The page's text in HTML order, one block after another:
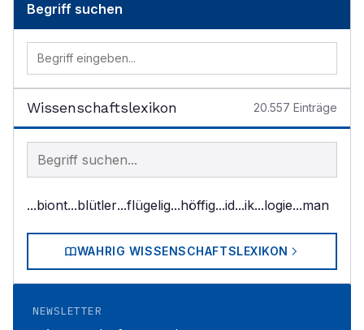
Begriff suchen
Wissenschaftslexikon 20.557 Einträge
Begriff im Lexikon suchen
...biont...blütler...flügelig...höffig...id...ik...logie...man
WAHRIG WISSENSCHAFTSLEXIKON
NEWSLETTER